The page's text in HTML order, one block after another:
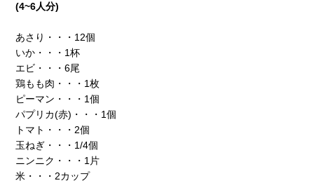
(4~6人分)
あさり・・・12個
いか・・・1杯
エビ・・・6尾
鶏もも肉・・・1枚
ピーマン・・・1個
パプリカ(赤)・・・1個
トマト・・・2個
玉ねぎ・・・1/4個
ニンニク・・・1片
米・・・2カップ